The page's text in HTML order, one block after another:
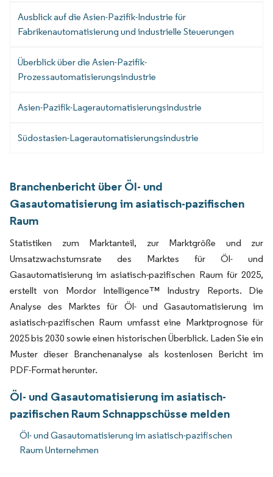
Ausblick auf die Asien-Pazifik-Industrie für
Fabrikenautomatisierung und industrielle Steuerungen
Überblick über die Asien-Pazifik-
Prozessautomatisierungsindustrie
Asien-Pazifik-Lagerautomatisierungsindustrie
Südostasien-Lagerautomatisierungsindustrie
Branchenbericht über Öl- und
Gasautomatisierung im asiatisch-pazifischen
Raum
Statistiken zum Marktanteil, zur Marktgröße und zur
Umsatzwachstumsrate des Marktes für Öl- und
Gasautomatisierung im asiatisch-pazifischen Raum für 2025,
erstellt von Mordor Intelligence™ Industry Reports. Die
Analyse des Marktes für Öl- und Gasautomatisierung im
asiatisch-pazifischen Raum umfasst eine Marktprognose für
2025 bis 2030 sowie einen historischen Überblick. Laden Sie ein
Muster dieser Branchenanalyse als kostenlosen Bericht im
PDF-Format herunter.
Öl- und Gasautomatisierung im asiatisch-
pazifischen Raum Schnappschüsse melden
Öl- und Gasautomatisierung im asiatisch-pazifischen
Raum Unternehmen